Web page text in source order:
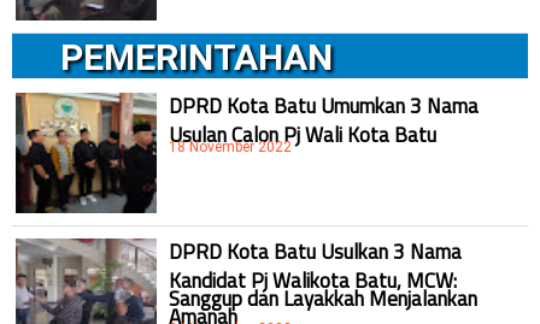
PEMERINTAHAN
DPRD Kota Batu Umumkan 3 Nama
Usulan Calon Pj Wali Kota Batu
18 November 2022
DPRD Kota Batu Usulkan 3 Nama
Kandidat Pj Walikota Batu, MCW:
Sanggup dan Layakkah Menjalankan
Amanah